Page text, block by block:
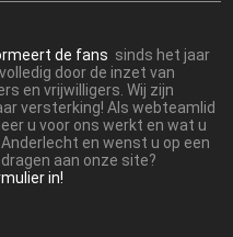
de fans sinds het jaar
door de inzet van
en vrijwilligers. Wij zijn
versterking! Als webteamlid
u voor ons werkt en wat u
en wenst u op een
aan onze site?
in!